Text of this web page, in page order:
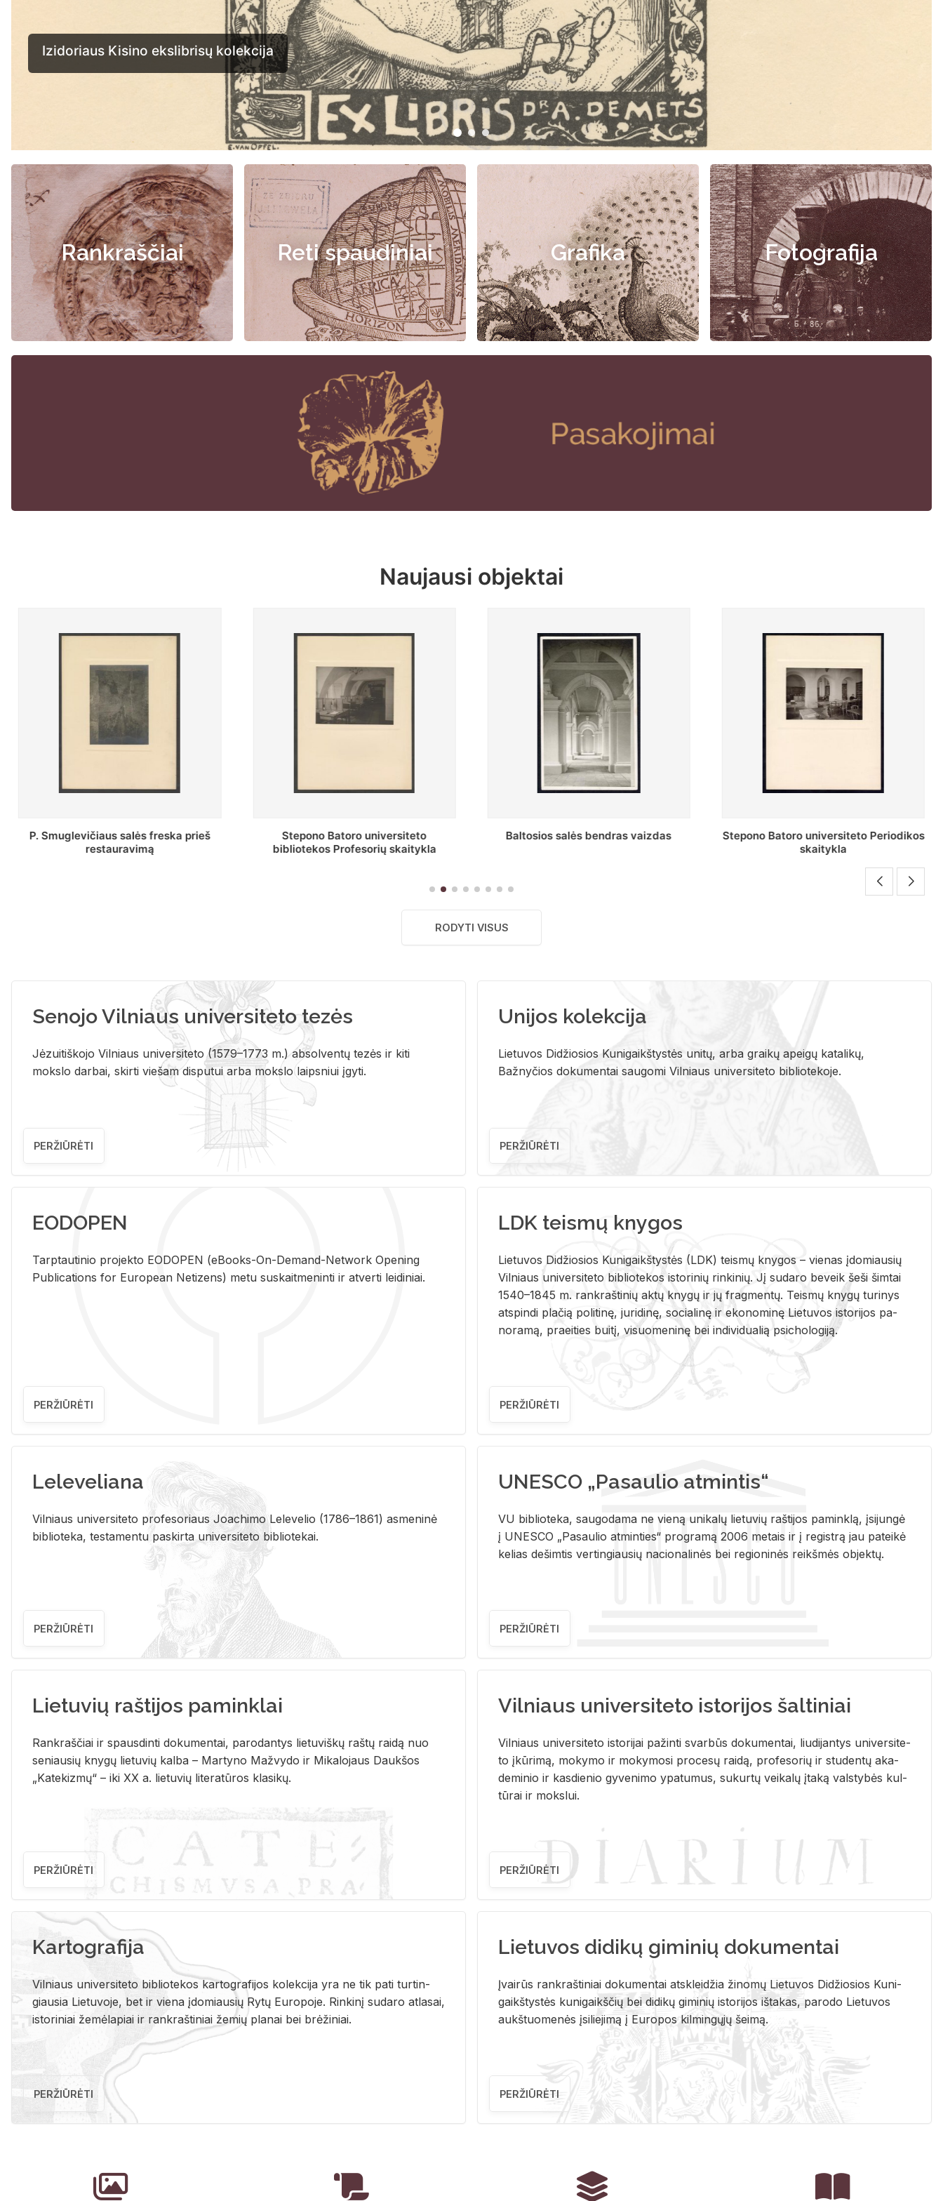
Rankraščiai Reti spaudiniai Grafika Fotografija
Naujausi objektai
Stepono Batoro universiteto
bibliotekos Profesorių skaitykla
Baltosios salės bendras vaizdas
Stepono Batoro universiteto Periodikos
Periodikos skaitykla Stepono Batoro
universiteto bibliotekoje
RODYTI VISUS
Senojo Vilniaus universiteto tezės
Jėzuitiškojo Vilniaus universiteto (1579–1773 m.) absolventų tezės ir kiti
mokslo darbai, skirti viešam disputui arba mokslo laipsniui įgyti.
PERŽIŪRĖTI
Unijos kolekcija
Lietuvos Didžiosios Kunigaikštystės unitų, arba graikų apeigų katalikų,
Bažnyčios dokumentai saugomi Vilniaus universiteto bibliotekoje.
PERŽIŪRĖTI
EODOPEN
Tarp­tau­ti­nio pro­jek­to EO­DO­PEN (eBo­oks-On-De­mand-Ne­twork Ope­ning
Pub­li­ca­tions for Eu­ro­pe­an Ne­ti­zens) metu su­skait­me­nin­ti ir at­ver­ti lei­di­niai.
PERŽIŪRĖTI
LDK teismų knygos
Lie­tu­vos Di­džio­sios Ku­ni­gaikš­tys­tės (LDK) teis­mų kny­gos – vie­nas įdo­miau­sių
Vil­niaus uni­ver­si­te­to bi­b­lio­te­kos is­to­ri­nių rin­ki­nių. Jį su­da­ro be­veik šeši šim­tai
1540–1845 m. rank­raš­ti­nių aktų kny­gų ir jų frag­men­tų. Teis­mų kny­gų tu­ri­nys
at­spin­di pla­čią po­li­ti­nę, ju­ri­di­nę, so­cia­li­nę ir eko­no­mi­nę Lie­tu­vos is­to­ri­jos pa­
no­ra­mą, pra­ei­ties bui­tį, vi­suo­me­ni­nę bei in­di­vi­dua­lią psi­cho­lo­gi­ją.
PERŽIŪRĖTI
Leleveliana
Vil­niaus uni­ver­si­te­to pro­fe­so­riaus Jo­a­chi­mo Le­le­ve­lio (1786–1861) as­me­ni­nė
bi­b­lio­te­ka, te­sta­men­tu pa­skir­ta uni­ver­si­te­to bi­b­lio­te­kai.
PERŽIŪRĖTI
UNESCO „Pasaulio atmintis“
VU biblioteka, saugodama ne vieną unikalų lietuvių raštijos paminklą, įsijungė
į UNESCO „Pasaulio atminties“ programą 2006 metais ir į registrą jau pateikė
kelias dešimtis vertingiausių nacionalinės bei regioninės reikšmės objektų.
PERŽIŪRĖTI
Lietuvių raštijos paminklai
Rank­raš­čiai ir spaus­din­ti do­ku­men­tai, pa­ro­dan­tys lie­tu­viš­kų raš­tų rai­dą nuo
se­niau­sių kny­gų lie­tu­vių kal­ba – Mar­ty­no Ma­žvy­do ir Mi­ka­lo­jaus Dauk­šos
„Ka­te­kiz­mų“ – iki XX a. lie­tu­vių li­te­ra­tū­ros kla­si­kų.
PERŽIŪRĖTI
Vilniaus universiteto istorijos šaltiniai
Vil­niaus uni­ver­si­te­to is­to­ri­jai pa­žin­ti svar­būs do­ku­men­tai, liu­di­jan­tys uni­ver­si­te­
to įkū­ri­mą, mo­ky­mo ir mo­ky­mo­si pro­ce­sų rai­dą, pro­fe­so­rių ir stu­den­tų aka­
de­mi­nio ir kas­die­nio gy­ve­ni­mo ypa­tu­mus, su­kur­tų vei­ka­lų įta­ką vals­ty­bės kul­
tū­rai ir moks­lui.
PERŽIŪRĖTI
Kartografija
Vil­niaus uni­ver­si­te­to bi­b­lio­te­kos kar­to­gra­fi­jos ko­lek­ci­ja yra ne tik pati tur­tin­
giau­sia Lie­tu­vo­je, bet ir vie­na įdo­miau­sių Rytų Eu­ro­po­je. Rin­ki­nį su­da­ro at­la­sai,
is­to­ri­niai že­mė­la­piai ir rank­raš­ti­niai že­mių pla­nai bei brė­ži­niai.
PERŽIŪRĖTI
Lietuvos didikų giminių dokumentai
Įvai­rūs rank­raš­ti­niai do­ku­men­tai at­sklei­džia ži­no­mų Lie­tu­vos Di­džio­sios Ku­ni­
gaikš­tys­tės ku­ni­gaikš­čių bei di­di­kų gi­mi­nių is­to­ri­jos iš­ta­kas, pa­ro­do Lie­tu­vos
aukš­tuo­me­nės įsi­lie­ji­mą į Eu­ro­pos kil­min­gų­jų šei­mą.
PERŽIŪRĖTI